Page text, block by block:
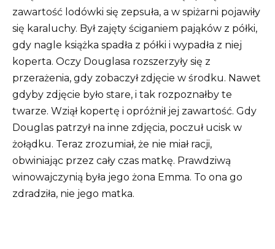
zawartość lodówki się zepsuła, a w spiżarni pojawiły
się karaluchy. Był zajęty ściganiem pająków z półki,
gdy nagle książka spadła z półki i wypadła z niej
koperta. Oczy Douglasa rozszerzyły się z
przerażenia, gdy zobaczył zdjęcie w środku. Nawet
gdyby zdjęcie było stare, i tak rozpoznałby te
twarze. Wziął kopertę i opróżnił jej zawartość. Gdy
Douglas patrzył na inne zdjęcia, poczuł ucisk w
żołądku. Teraz zrozumiał, że nie miał racji,
obwiniając przez cały czas matkę. Prawdziwą
winowajczynią była jego żona Emma. To ona go
zdradziła, nie jego matka.